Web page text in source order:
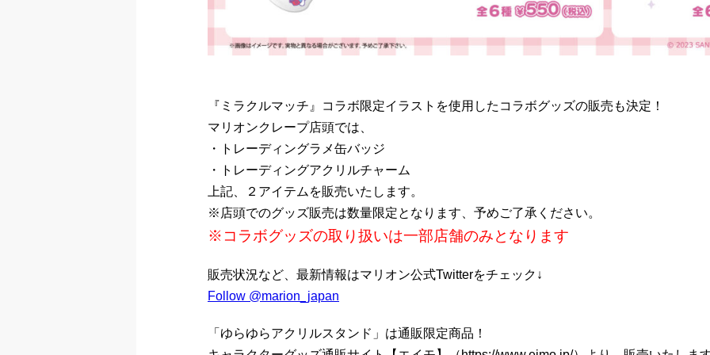
『ミラクルマッチ』コラボ限定イラストを使用したコラボグッズの販売も決定！
マリオンクレープ店頭では、
・トレーディングラメ缶バッジ
・トレーディングアクリルチャーム
上記、２アイテムを販売いたします。
※店頭でのグッズ販売は数量限定となります、予めご了承ください。
※コラボグッズの取り扱いは一部店舗のみとなります
販売状況など、最新情報はマリオン公式Twitterをチェック↓
Follow @marion_japan
「ゆらゆらアクリルスタンド」は通販限定商品！